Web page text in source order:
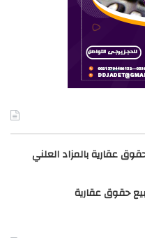
عقارية بالمزاد العلني
حقوق عقارية